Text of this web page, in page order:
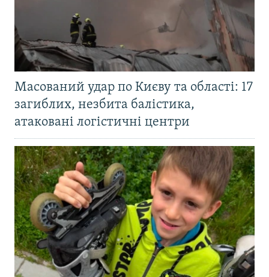
Масований удар по Києву та області: 17
загиблих, незбита балістика,
атаковані логістичні центри